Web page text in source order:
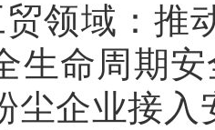
领域：推
生命周期
尘企业接